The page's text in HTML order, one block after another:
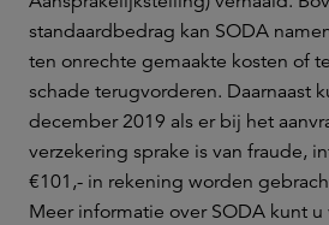
standaardbedrag kan SODA
ten onrechte gemaakte kosten of
schade terugvorderen. Daarnaast
december 2019 als er bij het
verzekering sprake is van fraude,
€101,- in rekening worden
Meer informatie over SODA kunt